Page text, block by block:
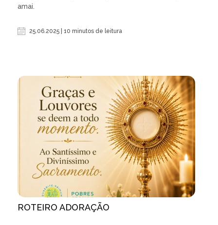
amai.
25.06.2025 | 10 minutos de leitura
ROTEIRO ADORAÇÃO